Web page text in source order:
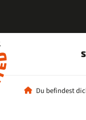
Du befindest